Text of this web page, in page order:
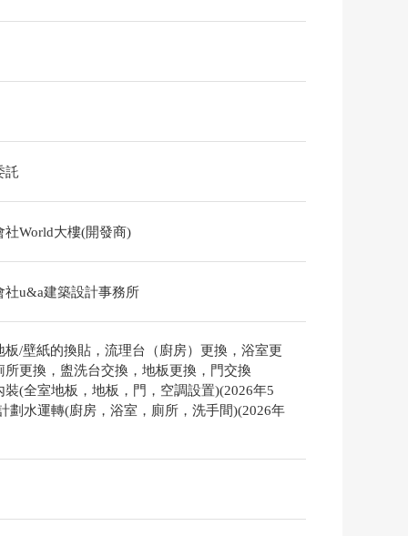
託
社World大樓(開發商)
社u&a建築設計事務所
板/壁紙的換貼，流理台（廚房）更換，浴室更
所更換，盥洗台交換，地板更換，門交換
裝(全室地板，地板，門，空調設置)(2026年5
劃水運轉(廚房，浴室，廁所，洗手間)(2026年